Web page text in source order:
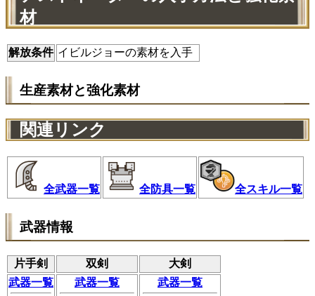
材
解放条件 イビルジョーの素材を入手
生産素材と強化素材
関連リンク
全武器一覧 全防具一覧 全スキル一覧
武器情報
片手剣 双剣
大剣
武器一覧
武器一覧
武器一覧